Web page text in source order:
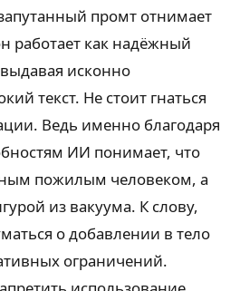
промт отнимает
работает как надёжный
исконно
текст. Не стоит гнаться
Ведь именно благодаря
ИИ понимает, что
пожилым человеком, а
из вакуума. К слову,
о добавлении в тело
ограничений.